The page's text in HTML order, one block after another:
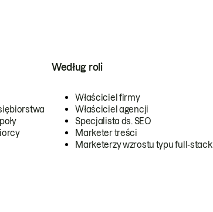
Według roli
Właściciel firmy
Właściciel agencji
Specjalista ds. SEO
Marketer treści
Marketerzy wzrostu typu full-stack